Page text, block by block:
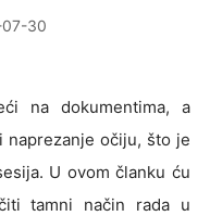
30
na dokumentima, a
naprezanje očiju, što je
U ovom članku ću
tamni način rada u